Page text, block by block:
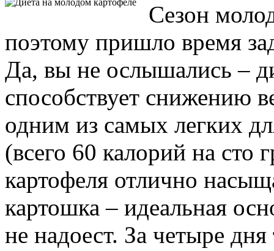
Сезон
поэтому пришло время
Да, вы не ослышались –
способствует снижению
одним из самых легких
(всего 60 калорий на
картофеля отлично
картошка – идеальная
не надоест. За четыре